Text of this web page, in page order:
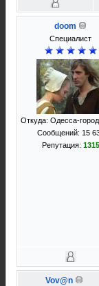
doom
Специалист
Откуда: Одесса-
Сообщений: 15
Репутация: 1315
Vov@n